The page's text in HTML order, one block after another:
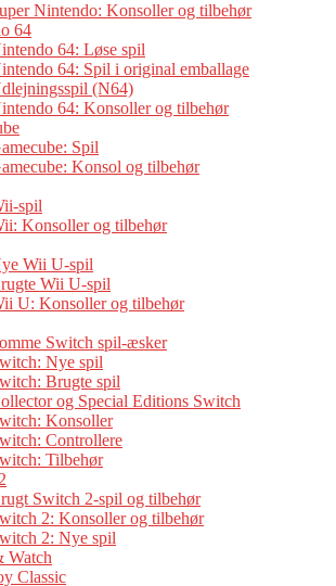
Nintendo: Konsoller og tilbehør
64
64: Løse spil
64: Spil i original emballage
(N64)
64: Konsoller og tilbehør
Spil
Konsol og tilbehør
spil
Konsoller og tilbehør
Wii U-spil
Wii U-spil
U: Konsoller og tilbehør
Switch spil-æsker
Nye spil
Brugte spil
og Special Editions Switch
Konsoller
Controllere
Tilbehør
Switch 2-spil og tilbehør
2: Konsoller og tilbehør
2: Nye spil
Watch
Classic